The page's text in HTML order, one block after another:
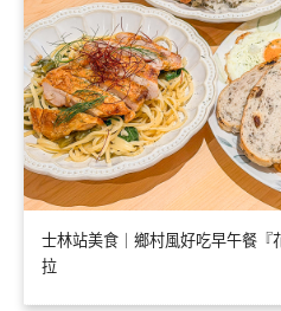
士林站美食｜鄉村風好吃早午餐『
拉